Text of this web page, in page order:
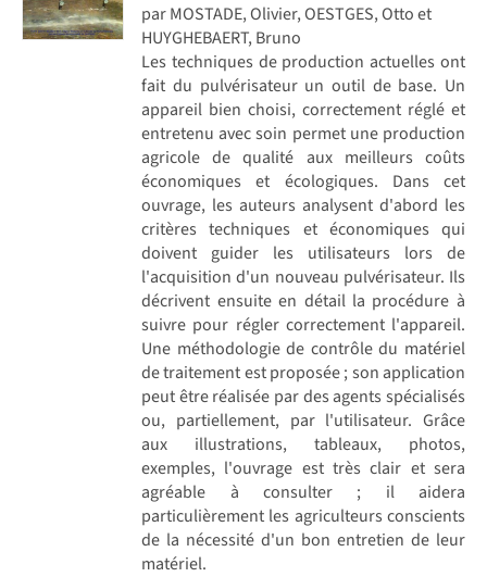
par MOSTADE, Olivier, OESTGES, Otto et
HUYGHEBAERT, Bruno
Les techniques de production actuelles ont
fait du pulvérisateur un outil de base. Un
appareil bien choisi, correctement réglé et
entretenu avec soin permet une production
agricole de qualité aux meilleurs coûts
économiques et écologiques. Dans cet
ouvrage, les auteurs analysent d'abord les
critères techniques et économiques qui
doivent guider les utilisateurs lors de
l'acquisition d'un nouveau pulvérisateur. Ils
décrivent ensuite en détail la procédure à
suivre pour régler correctement l'appareil.
Une méthodologie de contrôle du matériel
de traitement est proposée ; son application
peut être réalisée par des agents spécialisés
ou, partiellement, par l'utilisateur. Grâce
aux illustrations, tableaux, photos,
exemples, l'ouvrage est très clair et sera
agréable à consulter ; il aidera
particulièrement les agriculteurs conscients
de la nécessité d'un bon entretien de leur
matériel.